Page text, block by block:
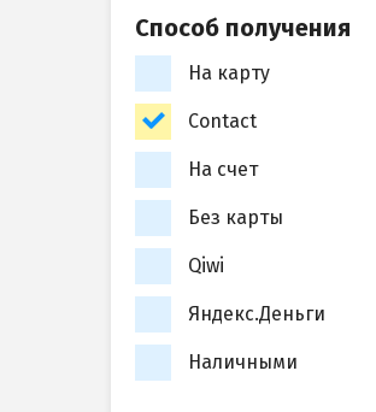
Способ получения
На карту
Contact
На счет
Без карты
Qiwi
Яндекс.Деньги
Наличными